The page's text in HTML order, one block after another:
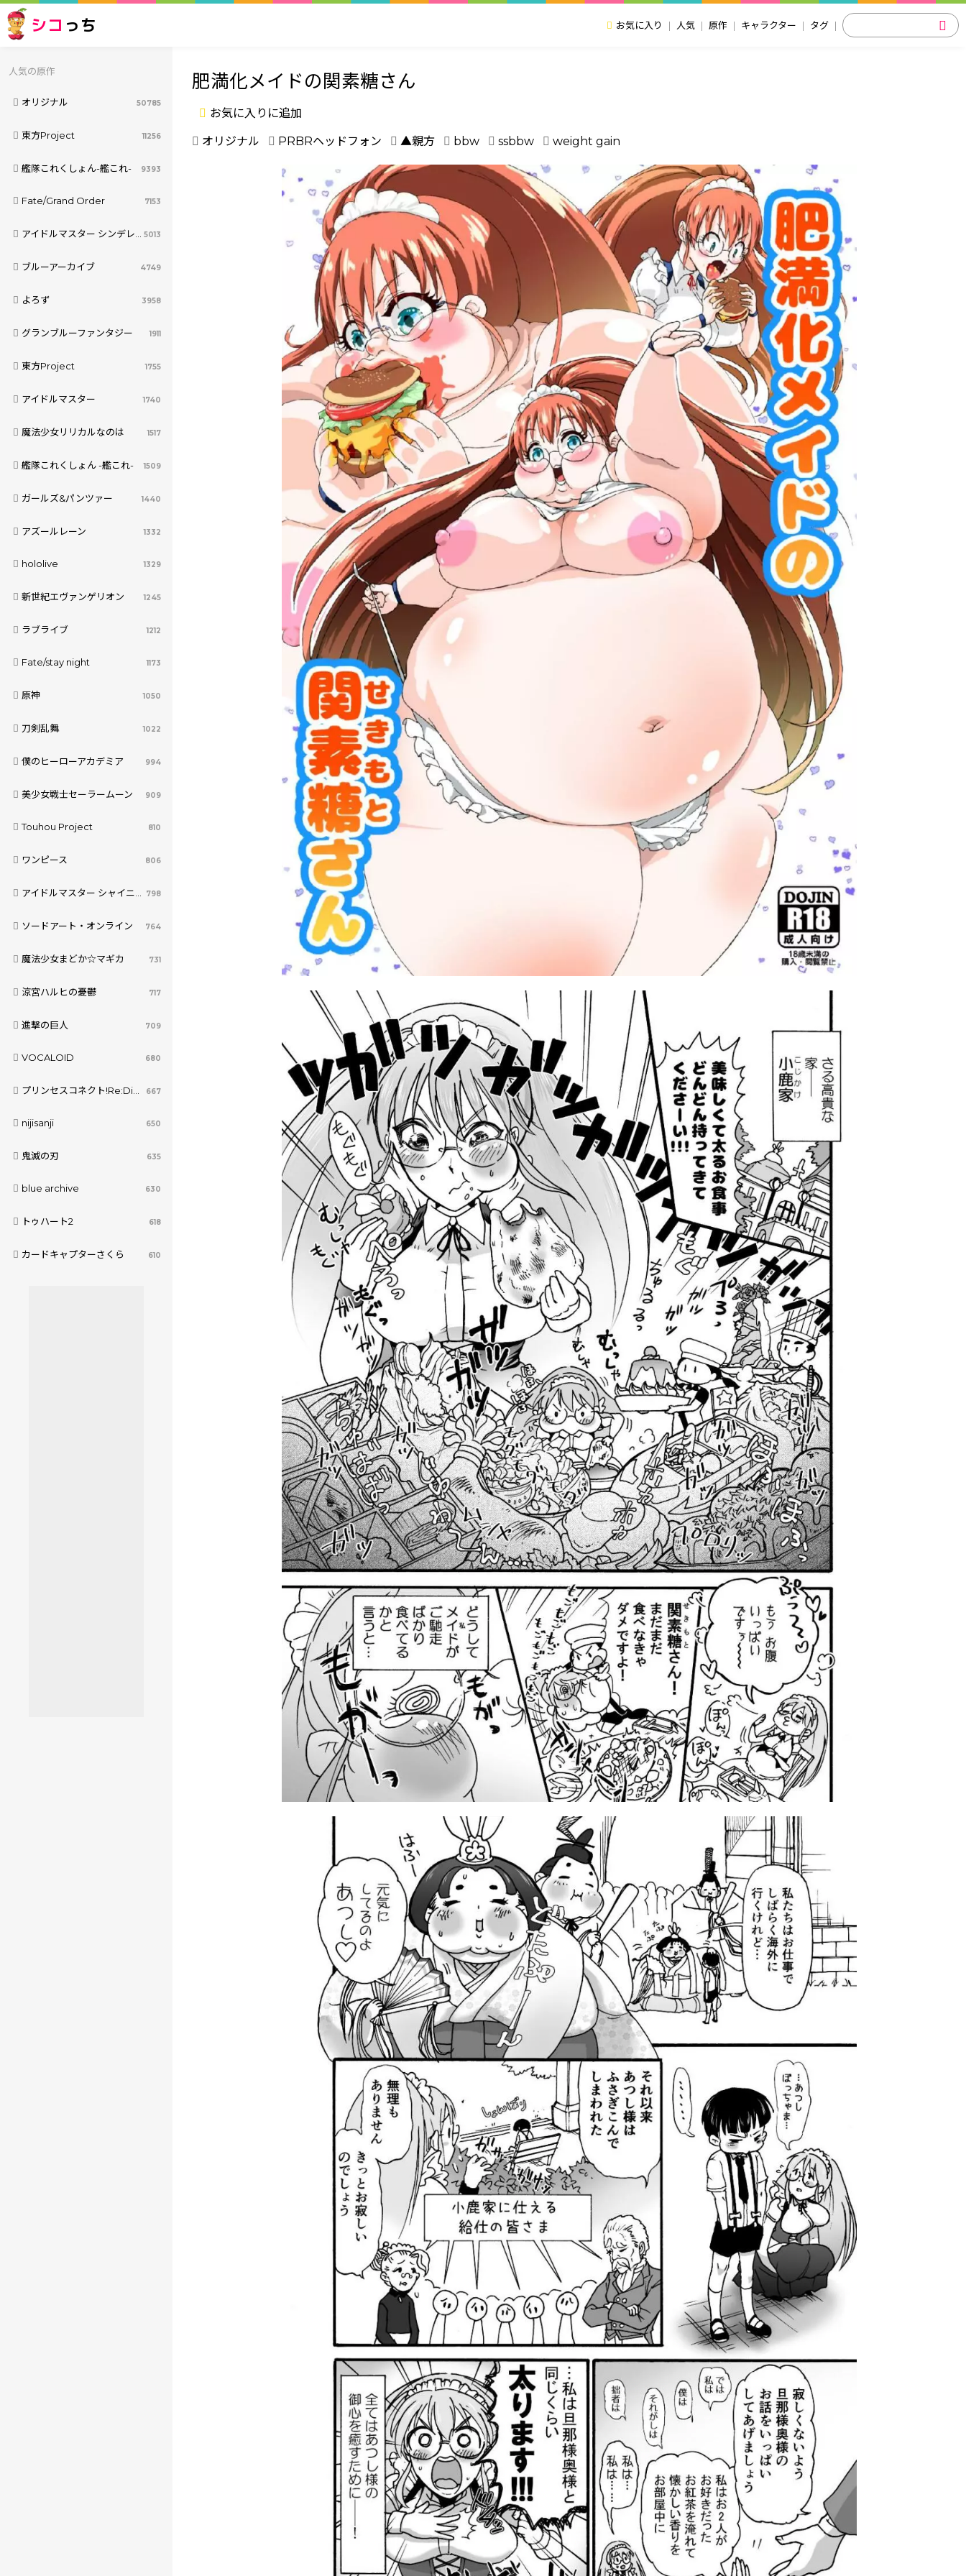
シコ っち お気に入り 人気 原作 キャラクター タグ
人気の原作
オリジナル 50785
東方Project 11256
艦隊これくしょん-艦これ- 9393
Fate/Grand Order 7153
アイドルマスター シンデレラガールズ 5013
ブルーアーカイブ 4749
よろず 3958
グランブルーファンタジー 1911
東方Project 1755
アイドルマスター 1740
魔法少女リリカルなのは 1517
艦隊これくしょん -艦これ- 1509
ガールズ&パンツァー 1440
アズールレーン 1332
hololive 1329
新世紀エヴァンゲリオン 1245
ラブライブ 1212
Fate/stay night 1173
原神 1050
刀剣乱舞 1022
僕のヒーローアカデミア 994
美少女戦士セーラームーン 909
Touhou Project 810
ワンピース 806
アイドルマスター シャイニーカラーズ 798
ソードアート・オンライン 764
魔法少女まどか☆マギカ 731
涼宮ハルヒの憂鬱 717
進撃の巨人 709
VOCALOID 680
プリンセスコネクト!Re:Dive 667
nijisanji 650
鬼滅の刃 635
blue archive 630
トゥハート2 618
カードキャプターさくら 610
肥満化メイドの関素糖さん
お気に入りに追加
オリジナル PRBRヘッドフォン ▲親方 bbw ssbbw weight gain